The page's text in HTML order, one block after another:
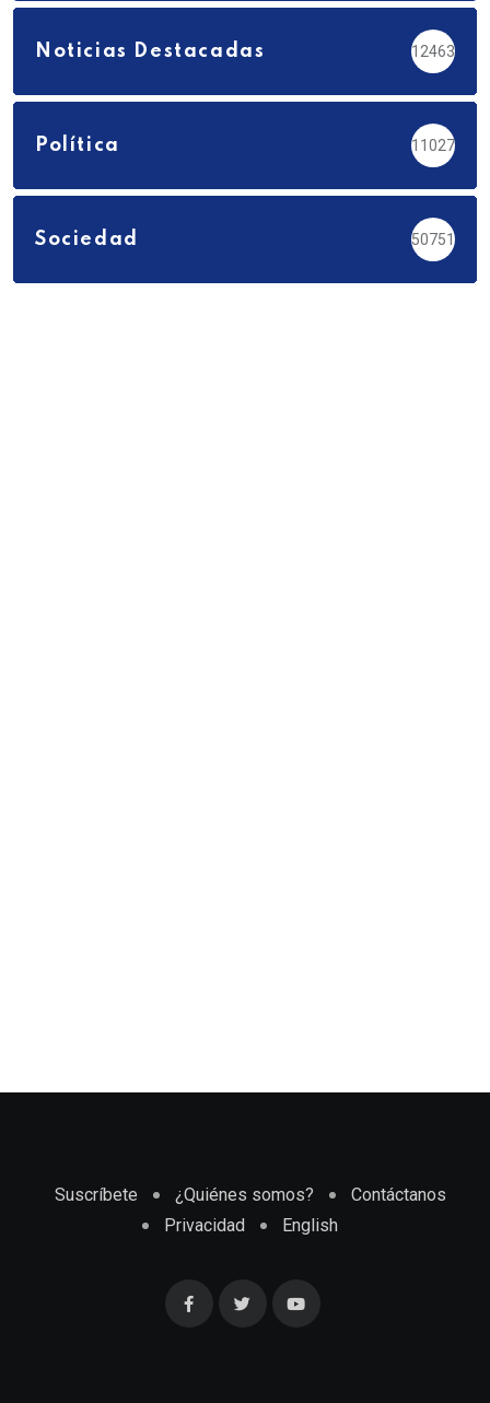
Noticias Destacadas 12463
Política 11027
Sociedad 50751
Suscríbete ¿Quiénes somos?
Contáctanos
Privacidad
English